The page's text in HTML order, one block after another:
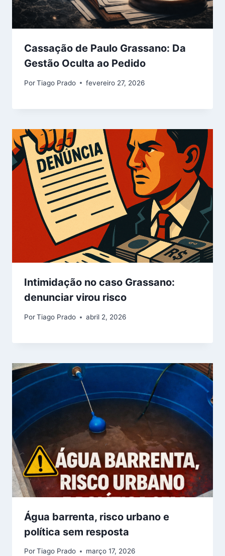
Cassação de Paulo Grassano: Da
Gestão Oculta ao Pedido
PorTiago Prado fevereiro 27, 2026
Intimidação no caso Grassano:
denunciar virou risco
PorTiago Prado abril 2, 2026
Água barrenta, risco urbano e
política sem resposta
PorTiago Prado março 17, 2026